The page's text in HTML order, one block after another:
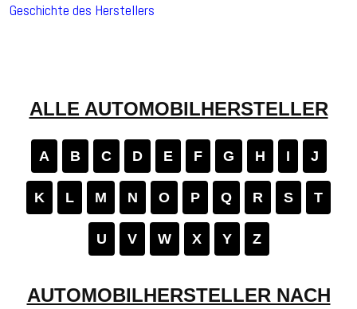
Geschichte des Herstellers
ALLE AUTOMOBILHERSTELLER
A B C D E F G H I J
K L M N O P Q R S T
U V W X Y Z
AUTOMOBILHERSTELLER NACH